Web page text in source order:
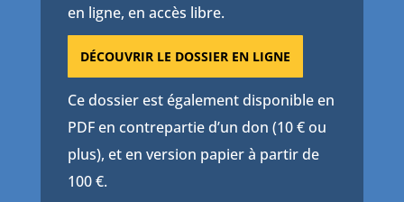
en ligne, en accès libre.
DÉCOUVRIR LE DOSSIER EN LIGNE
Ce dossier est également disponible en
PDF en contrepartie d’un don (10 € ou
plus), et en version papier à partir de
100 €.